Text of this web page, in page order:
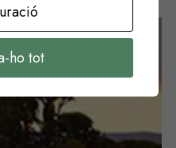
ho tot